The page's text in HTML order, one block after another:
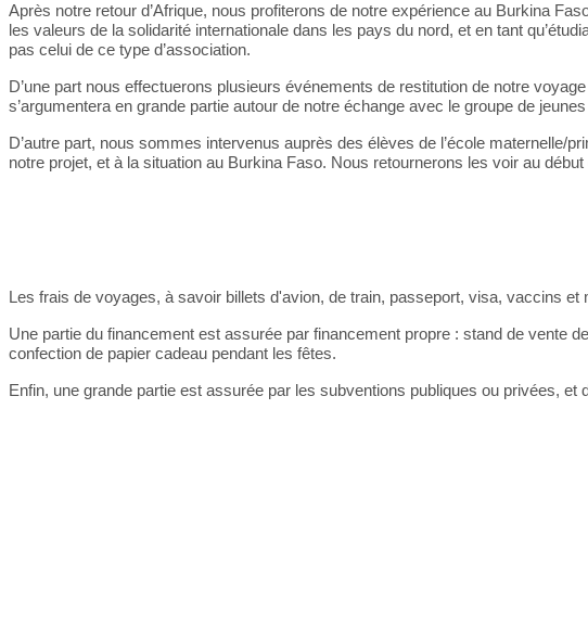
Après notre retour d’Afrique, nous profiterons de notre expérience au Burkina
les valeurs de la solidarité internationale dans les pays du nord, et en tant
pas celui de ce type d’association.
D’une part nous effectuerons plusieurs événements de restitution de notre
s’argumentera en grande partie autour de notre échange avec le groupe de
D’autre part, nous sommes intervenus auprès des élèves de l’école
notre projet, et à la situation au Burkina Faso. Nous retournerons les voir au début
Les frais de voyages, à savoir billets d'avion, de train, passeport, visa, vaccins
Une partie du financement est assurée par financement propre : stand de vente
confection de papier cadeau pendant les fêtes.
Enfin, une grande partie est assurée par les subventions publiques ou privées, et